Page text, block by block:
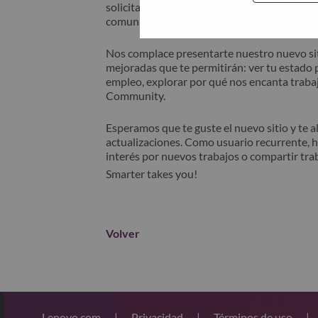
solicitante" en el asunto de su correo
comunicará contigo para obtener asistencia
Nos complace presentarte nuestro nuevo
mejoradas que te permitirán: ver tu estado
empleo, explorar por qué nos encanta
Community.
Esperamos que te guste el nuevo sitio y te
actualizaciones. Como usuario recurrente,
interés por nuevos trabajos o compartir
Smarter takes you!
Volver